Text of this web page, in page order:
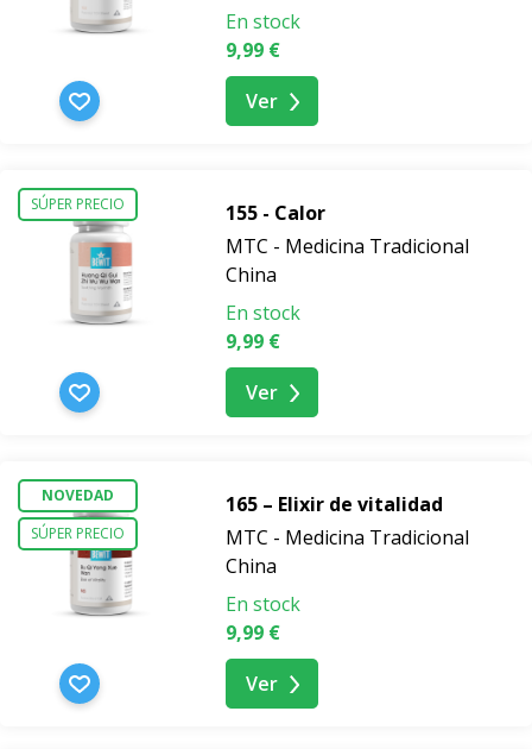
En stock
9,99 €
Ver
SÚPER PRECIO
155 - Calor
MTC - Medicina Tradicional
China
En stock
9,99 €
Ver
NOVEDAD
SÚPER PRECIO
165 – Elixir de vitalidad
MTC - Medicina Tradicional
China
En stock
9,99 €
Ver